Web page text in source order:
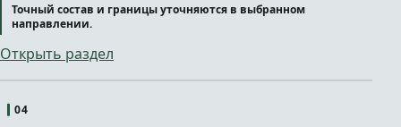
Точный состав и границы уточняются в выбранном
направлении.
Открыть раздел
04